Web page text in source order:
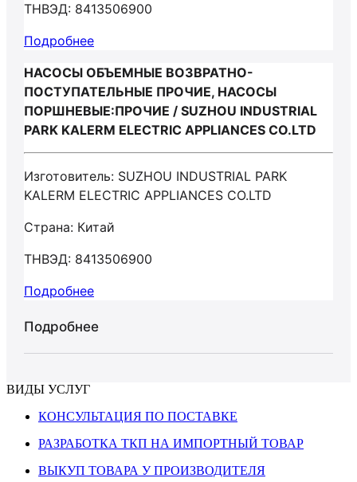
ТНВЭД: 8413506900
Подробнее
НАСОСЫ ОБЪЕМНЫЕ ВОЗВРАТНО-
ПОСТУПАТЕЛЬНЫЕ ПРОЧИЕ, НАСОСЫ
ПОРШНЕВЫЕ:ПРОЧИЕ / SUZHOU INDUSTRIAL
PARK KALERM ELECTRIC APPLIANCES CO.LTD
Изготовитель: SUZHOU INDUSTRIAL PARK
KALERM ELECTRIC APPLIANCES CO.LTD
Страна: Китай
ТНВЭД: 8413506900
Подробнее
Подробнее
ВИДЫ УСЛУГ
КОНСУЛЬТАЦИЯ ПО ПОСТАВКЕ
РАЗРАБОТКА ТКП НА ИМПОРТНЫЙ ТОВАР
ВЫКУП ТОВАРА У ПРОИЗВОДИТЕЛЯ